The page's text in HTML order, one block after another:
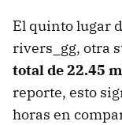
El quinto lugar
rivers_gg, otra
total de 22.45
reporte, esto
horas en